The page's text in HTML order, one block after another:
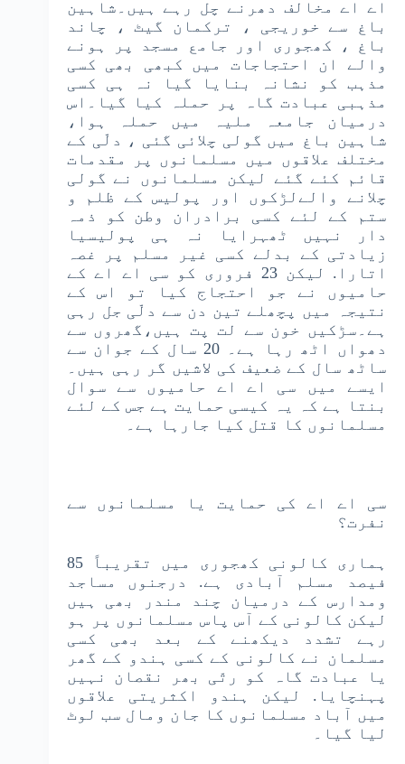
اے اے مخالف دھرنے چل رہے ہیں۔شاہین
باغ سے خوریجی ، ترکمان گیٹ ، چاند
باغ ، کھجوری اور جامع مسجد پر ہونے
والے ان احتجاجات میں کبھی بھی کسی
مذہب کو نشانہ بنایا گیا نہ ہی کسی
مذہبی عبادت گاہ پر حملہ کیا گیا۔اس
درمیان جامعہ ملیہ میں حملہ ہوا،
شاہین باغ میں گولی چلائی گئی ، دلّی کے
مختلف علاقوں میں مسلمانوں پر مقدمات
قائم کئے گئے لیکن مسلمانوں نے گولی
چلانے والےلڑکوں اور پولیس کے ظلم و
ستم کے لئے کسی برادران وطن کو ذمہ
دار نہیں ٹھہرایا نہ ہی پولیسیا
زیادتی کے بدلے کسی غیر مسلم پر غصہ
اتارا. لیکن 23 فروری کو سی اے اے کے
حامیوں نے جو احتجاج کیا تو اس کے
نتیجہ میں پچھلے تین دن سے دلّی جل رہی
ہے۔سڑکیں خون سے لت پت ہیں،گھروں سے
دھواں اٹھ رہا ہے۔ 20 سال کے جوان سے
ساٹھ سال کے ضعیف کی لاشیں گر رہی ہیں۔
ایسے میں سی اے اے حامیوں سے سوال
بنتا ہے کہ یہ کیسی حمایت ہے جس کے لئے
مسلمانوں کا قتل کیا جارہا ہے۔
سی اے اے کی حمایت یا مسلمانوں سے
نفرت؟
ہماری کالونی کھجوری میں تقریباً 85
فیصد مسلم آبادی ہے. درجنوں مساجد
ومدارس کے درمیان چند مندر بھی ہیں
لیکن کالونی کے آس پاس مسلمانوں پر ہو
رہے تشدد دیکھنے کے بعد بھی کسی
مسلمان نے کالونی کے کسی ہندو کے گھر
یا عبادت گاہ کو رتّی بھر نقصان نہیں
پہنچایا. لیکن ہندو اکثریتی علاقوں
میں آباد مسلمانوں کا جان ومال سب لوٹ
لیا گیا۔